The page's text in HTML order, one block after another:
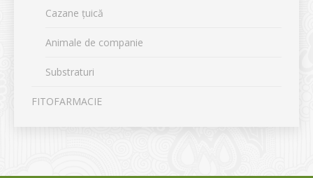
Cazane țuică
Animale de companie
Substraturi
FITOFARMACIE